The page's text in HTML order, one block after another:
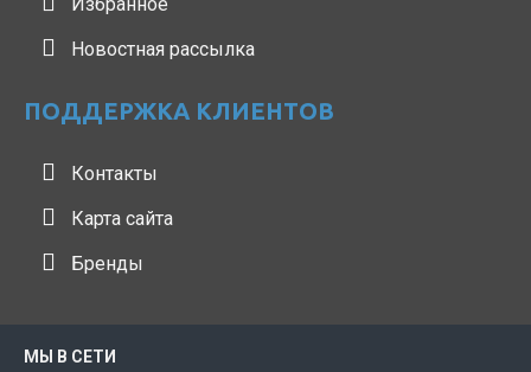
Новостная рассылка
ПОДДЕРЖКА КЛИЕНТОВ
Контакты
Карта сайта
Бренды
МЫ В СЕТИ